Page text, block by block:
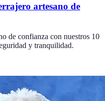
artesano de
de confianza con nuestros 10
y tranquilidad.